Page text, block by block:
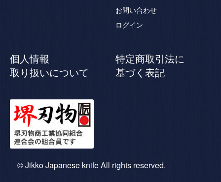
お問い合わせ
ログイン
個人情報
取り扱いについて
特定商取引法に
基づく表記
© Jikko Japanese knife All rights reserved.